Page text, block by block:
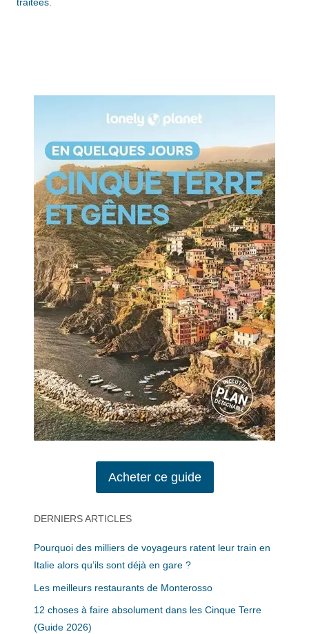
Acheter ce guide
DERNIERS ARTICLES
Pourquoi des milliers de voyageurs ratent leur train en
Italie alors qu’ils sont déjà en gare ?
Les meilleurs restaurants de Monterosso
12 choses à faire absolument dans les Cinque Terre
(Guide 2026)